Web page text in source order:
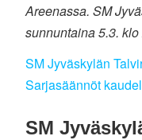
Areenassa. SM
sunnuntaina 5.3. klo
SM Jyväskylän
Sarjasäännöt
SM